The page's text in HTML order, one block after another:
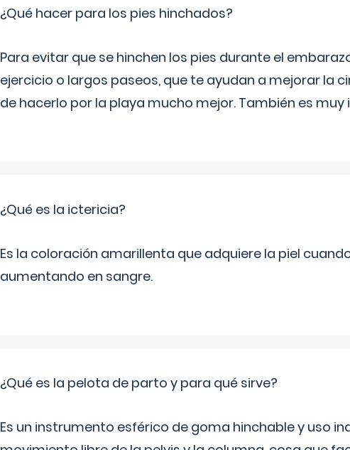
¿Qué hacer para los pies hinchados?
Para evitar que se hinchen los pies durante el
ejercicio o largos paseos, que te ayudan a mejorar la
de hacerlo por la playa mucho mejor. También es
¿Qué es la ictericia?
Es la coloración amarillenta que adquiere la piel
aumentando en sangre.
¿Qué es la pelota de parto y para qué sirve?
Es un instrumento esférico de goma hinchable y uso